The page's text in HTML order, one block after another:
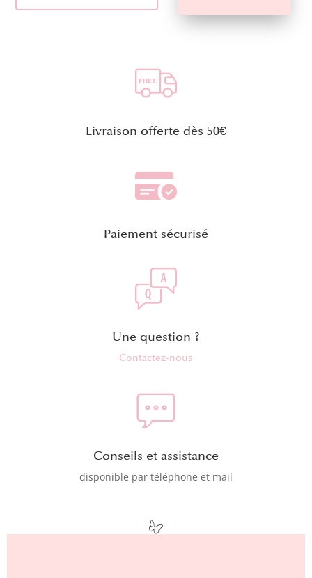
Livraison offerte dès 50€
Paiement sécurisé
Une question ?
Contactez-nous
Conseils et assistance
disponible par téléphone et mail